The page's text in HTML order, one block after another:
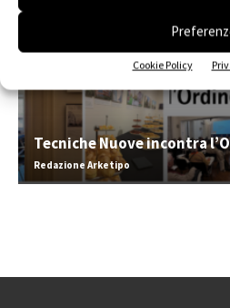
Cookie Policy
Tecniche Nuove incontra
Redazione Arketipo